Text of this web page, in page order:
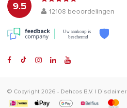
9.5
12108 beoordelingen
Uw aankoop is
beschermd
© Copyright 2026 - Dehcos B.V. Disclaimer